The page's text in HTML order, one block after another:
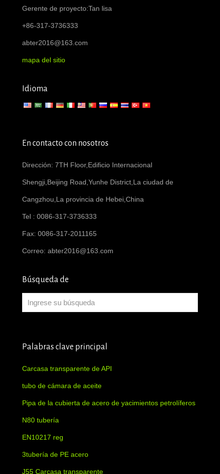
Gerente de proyecto:Tan lisa
+86-317-3736333
abter2016@163.com
mapa del sitio
Idioma
En contacto con nosotros
Dirección: 7TH Floor,Edificio Internacional
Shengji,Beijing Road,Yunhe District,La ciudad de
Cangzhou,La provincia de Hebei,China
Tel : 0086-317-3736333
Fax: 0086-317-2011165
Correo: abter2016@163.com
Búsqueda de
Palabras clave principal
Carcasa transparente de API
tubo de cámara de aceite
Pipa de la cubierta de acero de yacimientos petrolíferos
N80 tubería
EN10217 reg
3tubería de PE acero
J55 Carcasa transparente